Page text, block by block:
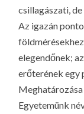
csillagászati,
Az igazán
elegendőnek;
erőterének egy
Egyetemünk